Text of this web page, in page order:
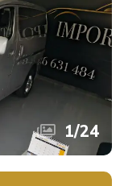
1/24